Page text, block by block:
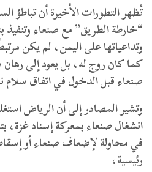
تُظهر التطورات الأخيرة أن تباطؤ
“خارطة الطريق” مع صنعاء وتنفيذ
وتداعياتها على اليمن، لم يكن
كما كان روج له، بل يعود إلى
صنعاء قبل الدخول في اتفاق سلام
وتشير المصادر إلى أن الرياض
انشغال صنعاء بمعركة إسناد غزة،
في محاولة لإضعاف صنعاء أو
رئيسية،